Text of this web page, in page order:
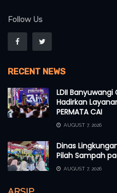
Follow Us
RECENT NEWS
LDII
Hadirkan
PERMATA CAI
AUGUST 7, 2026
Dinas
Pilah Sampah
AUGUST 7, 2026